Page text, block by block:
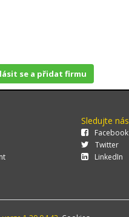
se a přidat firmu
Sledujte nás
Facebook
Twitter
LinkedIn